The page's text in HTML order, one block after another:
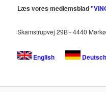
Læs vores medlemsblad
Skamstrupvej 29B - 4440
English Deutsch